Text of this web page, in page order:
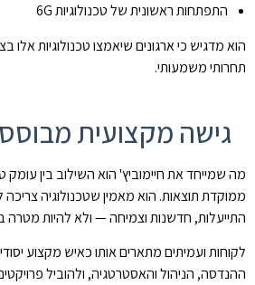
התפתחות ראשונית של טכנולוגיות 6G
הוא מדגיש כי ארגונים שיאמצו טכנולוגיות אלו
תחרותי משמעותי.
גישה מקצועית
מה שמייחד את חיימוביץ' הוא השילוב בין עומק
ממוקדת תוצאות. הוא מאמין שטכנולוגיה
התייעלות, חדשנות וצמיחה — ולא להיות מטרה
לקוחות ועמיתים מתארים אותו כאיש מקצוע
ההנדסה, הניהול והאסטרטגיה, ולהוביל